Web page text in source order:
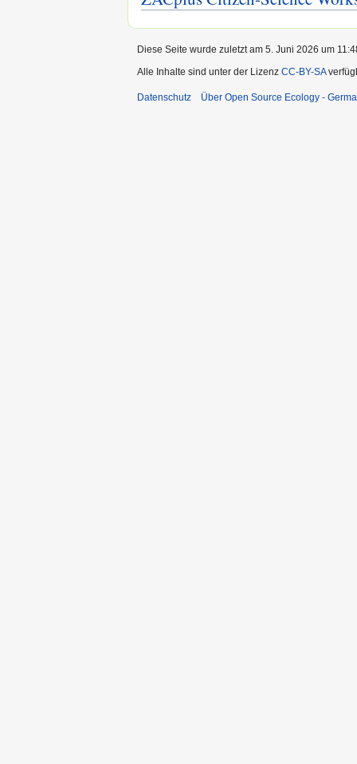
Diese Seite wurde zuletzt am 5. Juni 2026 um
Alle Inhalte sind unter der Lizenz CC-BY-SA
Datenschutz Über Open Source Ecology -